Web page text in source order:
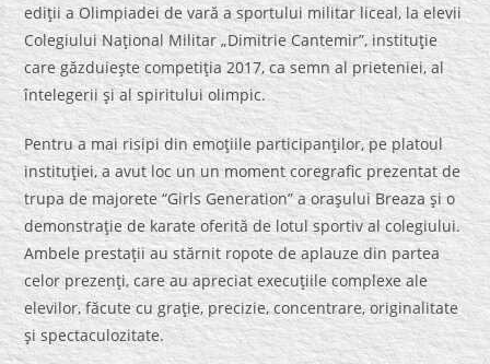
ediţii a Olimpiadei de vară a sportului militar liceal, la elevii
Colegiului Naţional Militar „Dimitrie Cantemir”, instituţie
care găzduieşte competiţia 2017, ca semn al prieteniei, al
întelegerii şi al spiritului olimpic.
Pentru a mai risipi din emoţiile participanţilor, pe platoul
instituţiei, a avut loc un un moment coregrafic prezentat de
trupa de majorete “Girls Generation” a oraşului Breaza şi o
demonstraţie de karate oferită de lotul sportiv al colegiului.
Ambele prestaţii au stărnit ropote de aplauze din partea
celor prezenţi, care au apreciat execuţiile complexe ale
elevilor, făcute cu graţie, precizie, concentrare, originalitate
şi spectaculozitate.